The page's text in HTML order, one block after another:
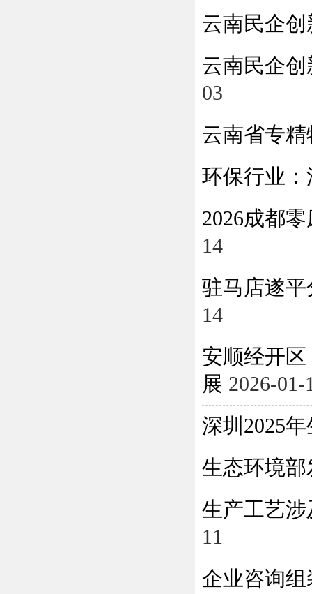
云南民企
云南民企
03
云南省专
环保行业
2026成都
14
驻马店遂平
14
安顺经开
展 2026-01-
深圳2025
生态环境
生产工艺
11
企业咨询